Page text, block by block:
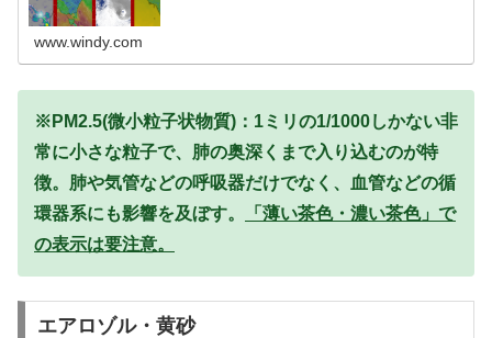
www.windy.com
※PM2.5(微小粒子状物質)：1ミリの1/1000しかない非
常に小さな粒子で、肺の奥深くまで入り込むのが特
徴。肺や気管などの呼吸器だけでなく、血管などの循
環器系にも影響を及ぼす。
「薄い茶色・濃い茶色」で
の表示は要注意。
エアロゾル・黄砂